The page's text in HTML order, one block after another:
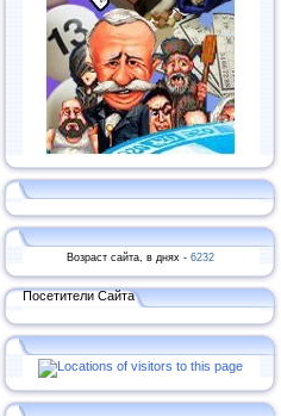
Возраст сайта, в днях - 6232
Посетители Сайта